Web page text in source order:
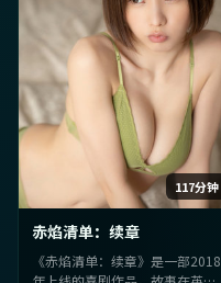
117分钟
赤焰清单：续章
《赤焰清单：续章》是一部2018